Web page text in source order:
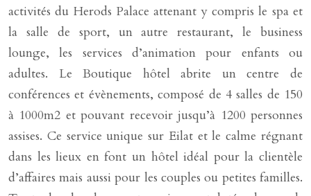
activités du Herods Palace attenant y compris le spa et
la salle de sport, un autre restaurant, le business
lounge, les services d’animation pour enfants ou
adultes. Le Boutique hôtel abrite un centre de
conférences et évènements, composé de 4 salles de 150
à 1000m2 et pouvant recevoir jusqu’à 1200 personnes
assises. Ce service unique sur Eilat et le calme régnant
dans les lieux en font un hôtel idéal pour la clientèle
d’affaires mais aussi pour les couples ou petites familles.